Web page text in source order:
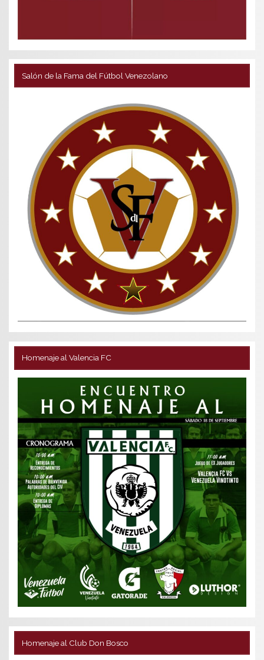
Salón de la Fama del Fútbol Venezolano
Homenaje al Valencia FC
Homenaje al Club Don Bosco